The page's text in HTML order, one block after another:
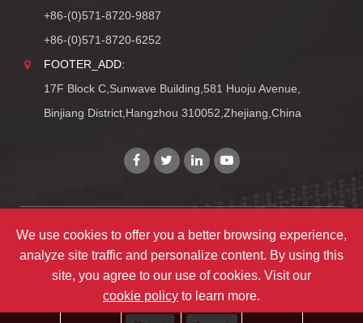
+86-(0)571-8720-9887
+86-(0)571-8720-6252
FOOTER_ADD:
17F Block C,Sunwave Building,581 Huoju Avenue,
Binjiang District,Hangzhou 310052,Zhejiang,China
Copyright© Zhejiang ULIRVISION Technology Co., Ltd.
TY_ALL_RIGHTS_RESERVEDS
TY_SITEMAPS | TY_PRIVACY
We use cookies to offer you a better browsing experience,
analyze site traffic and personalize content. By using this
site, you agree to our use of cookies. Visit our
cookie policy to learn more.